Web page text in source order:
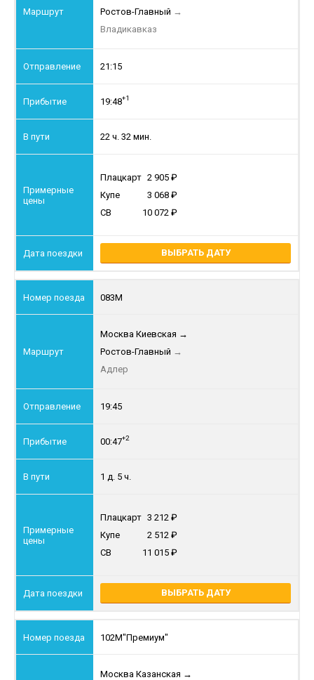
Ростов-Главный →
Владикавказ
21:15
19:48+1
22 ч. 32 мин.
Плацкарт 2 905
Купе
3 068
СВ
10 072
ВЫБРАТЬ ДАТУ
083М
Москва Киевская →
Ростов-Главный →
Адлер
19:45
00:47+2
1 д. 5 ч.
Плацкарт 3 212
Купе
2 512
СВ
11 015
ВЫБРАТЬ ДАТУ
102М"Премиум"
Москва Казанская →